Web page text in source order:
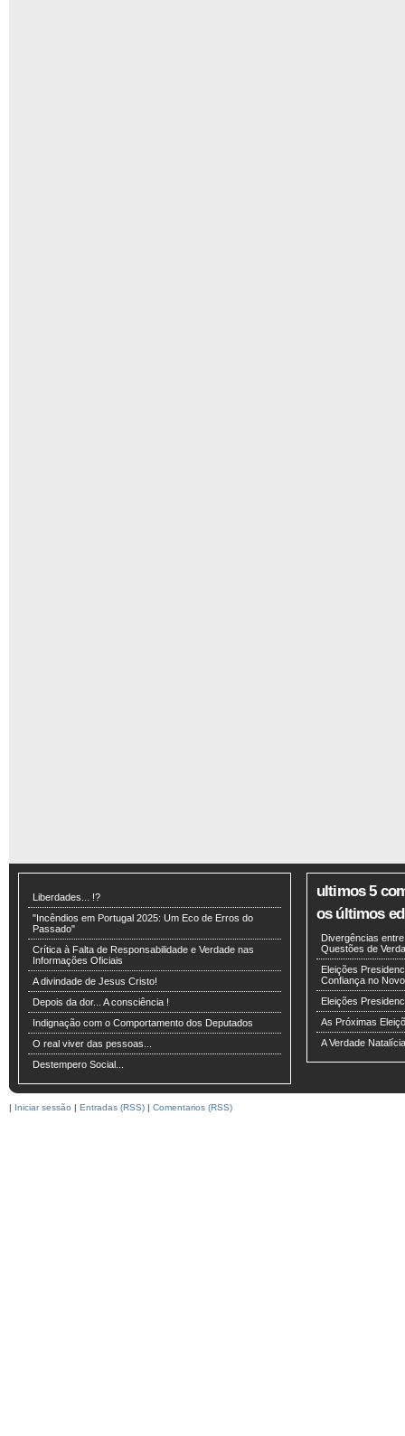
Liberdades... !?
"Incêndios em Portugal 2025: Um Eco de Erros do
Passado"
Crítica à Falta de Responsabilidade e Verdade nas
Informações Oficiais
A divindade de Jesus Cristo!
Depois da dor... A consciência !
Indignação com o Comportamento dos Deputados
O real viver das pessoas...
Destempero Social...
ultimos 5
os últimos
Divergências
Questões de
Eleições
Confiança no
Eleições
As Próximas
A Verdade
| Iniciar sessão | Entradas (RSS) | Comentarios (RSS)